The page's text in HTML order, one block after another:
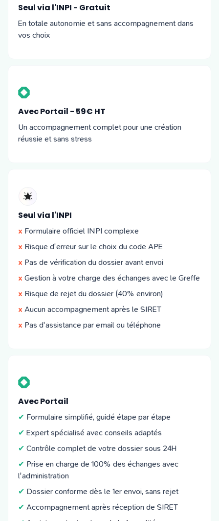
Seul via l'INPI - Gratuit
En totale autonomie et sans accompagnement dans
vos choix
Avec Portail - 59€ HT
Un accompagnement complet pour une création
réussie et sans stress
Seul via l'INPI
x Formulaire officiel INPI complexe
x Risque d'erreur sur le choix du code APE
x Pas de vérification du dossier avant envoi
x Gestion à votre charge des échanges avec le Greffe
x Risque de rejet du dossier (40% environ)
x Aucun accompagnement après le SIRET
x Pas d'assistance par email ou téléphone
Avec Portail
✔ Formulaire simplifié, guidé étape par étape
✔ Expert spécialisé avec conseils adaptés
✔ Contrôle complet de votre dossier sous 24H
✔ Prise en charge de 100% des échanges avec
l'administration
✔ Dossier conforme dès le 1er envoi, sans rejet
✔ Accompagnement après réception de SIRET